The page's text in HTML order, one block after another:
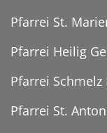
Pfarrei St.
Pfarrei Heilig
Pfarrei
Pfarrei St.